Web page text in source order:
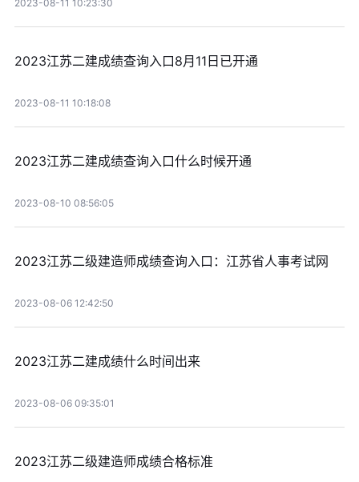
2023-08-11 10:23:30
2023江苏二建成绩查询入口8月11日已开通
2023-08-11 10:18:08
2023江苏二建成绩查询入口什么时候开通
2023-08-10 08:56:05
2023江苏二级建造师成绩查询入口：江苏省人事考试网
2023-08-06 12:42:50
2023江苏二建成绩什么时间出来
2023-08-06 09:35:01
2023江苏二级建造师成绩合格标准